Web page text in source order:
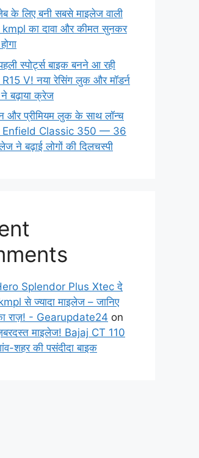
के लिए बनी सबसे माइलेज वाली
का दावा और कीमत सुनकर
स्पोर्ट्स बाइक बनने आ रही
V! नया रेसिंग लुक और मॉडर्न
बढ़ाया क्रेज
और प्रीमियम लुक के साथ लॉन्च
Enfield Classic 350 — 36
ने बढ़ाई लोगों की दिलचस्पी
Splendor Plus Xtec दे
से ज्यादा माइलेज – जानिए
राज़! - Gearupdate24 on
माइलेज! Bajaj CT 110
शहर की पसंदीदा बाइक